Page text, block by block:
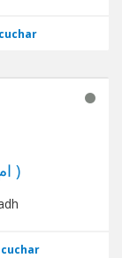
MBC FM (ام بي سي اف ام )